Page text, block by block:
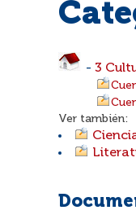
- 3
Ver también: